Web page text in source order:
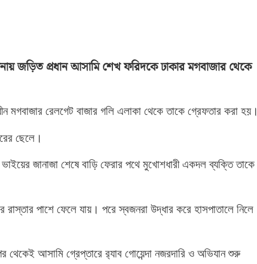
জড়িত প্রধান আসামি শেখ ফরিদকে ঢাকার মগবাজার থেকে
মগবাজার রেলগেট বাজার গলি এলাকা থেকে তাকে গ্রেফতার করা হয়।
ছেলে।
জানাজা শেষে বাড়ি ফেরার পথে মুখোশধারী একদল ব্যক্তি তাকে
রাস্তার পাশে ফেলে যায়। পরে স্বজনরা উদ্ধার করে হাসপাতালে নিলে
থেকেই আসামি গ্রেপ্তারে র‌্যাব গোয়েন্দা নজরদারি ও অভিযান শুরু